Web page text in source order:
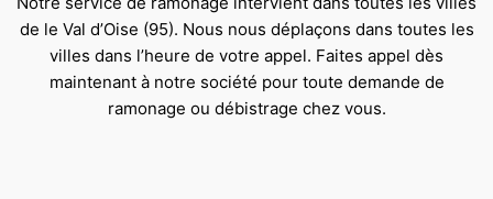
de le Val d’Oise (95). Nous nous déplaçons dans toutes les
villes dans l’heure de votre appel. Faites appel dès
maintenant à notre société pour toute demande de
ramonage ou débistrage chez vous.